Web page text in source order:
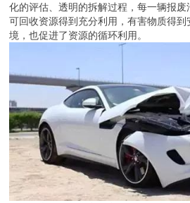
化的评估、透明的拆解过程，每一辆报废
可回收资源得到充分利用，有害物质得
境，也促进了资源的循环利用。